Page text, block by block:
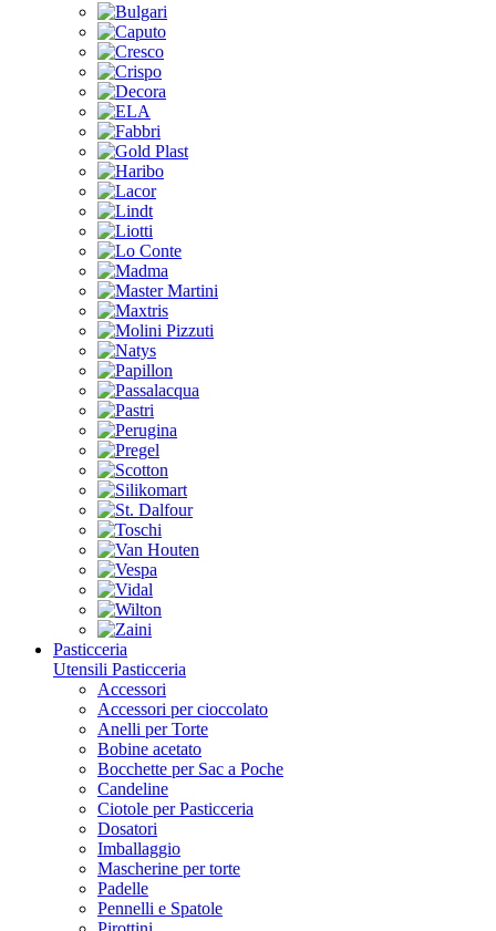
Pasticceria
Utensili Pasticceria
Accessori
Accessori per cioccolato
Anelli per Torte
Bobine acetato
Bocchette per Sac a Poche
Candeline
Ciotole per Pasticceria
Dosatori
Imballaggio
Mascherine per torte
Padelle
Pennelli e Spatole